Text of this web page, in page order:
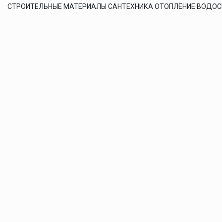
СТРОИТЕЛЬНЫЕ МАТЕРИАЛЫ САНТЕХНИКА ОТОПЛЕНИЕ